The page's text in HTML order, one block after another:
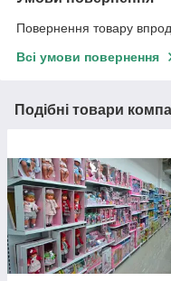
Повернення товару
Всі умови повернення
Подібні товари